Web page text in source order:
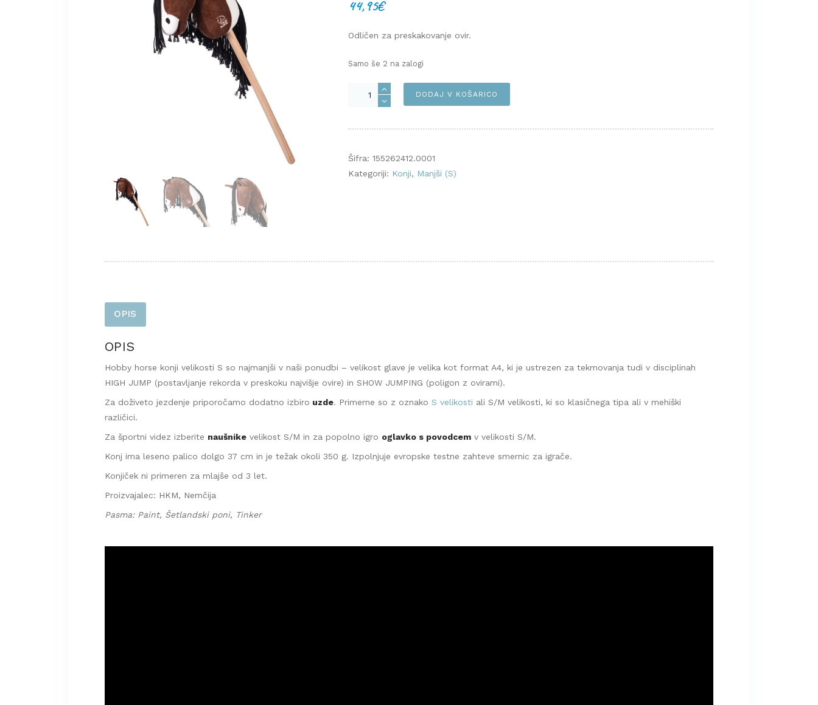
44,95€
Odličen za preskakovanje ovir.
Samo še 2 na zalogi
DODAJ V KOŠARICO
Šifra: 155262412.0001
Kategoriji: Konji, Manjši (S)
OPIS
OPIS
Hobby horse konji velikosti S so najmanjši v naši ponudbi – velikost glave je velika kot format A4, ki je ustrezen za tekmovanja tudi v disciplinah
HIGH JUMP (postavljanje rekorda v preskoku najvišje ovire) in SHOW JUMPING (poligon z ovirami).
Za doživeto jezdenje priporočamo dodatno izbiro uzde. Primerne so z oznako S velikosti ali S/M velikosti, ki so klasičnega tipa ali v mehiški
različici.
Za športni videz izberite naušnike velikost S/M in za popolno igro oglavko s povodcem v velikosti S/M.
Konj ima leseno palico dolgo 37 cm in je težak okoli 350 g. Izpolnjuje evropske testne zahteve smernic za igrače.
Konjiček ni primeren za mlajše od 3 let.
Proizvajalec: HKM, Nemčija
Pasma: Paint, Šetlandski poni, Tinker